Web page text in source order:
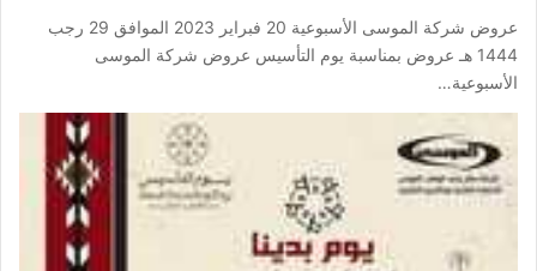
عروض شركة الموسى الأسبوعية 20 فبراير 2023 الموافق 29 رجب
1444 هـ عروض بمناسبة يوم التأسيس عروض شركة الموسى
الأسبوعية…